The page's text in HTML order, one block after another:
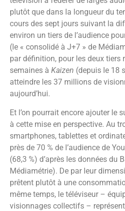
plutôt que dans la longueur du
cours des sept jours suivant la
environ un tiers de l’audience
(le « consolidé à J+7 » de
par définition, pour les deux tiers
semaines à Kaizen (depuis le 18
atteindre les 37 millions de
aujourd’hui.
Et l’on pourrait encore ajouter le
à cette mise en perspective. Au
smartphones, tablettes et
près de 70 % de l’audience de
(68,3 %) d’après les données du
Médiamétrie). De par leur
prêtent plutôt à une
même temps, le téléviseur –
visionnages collectifs –